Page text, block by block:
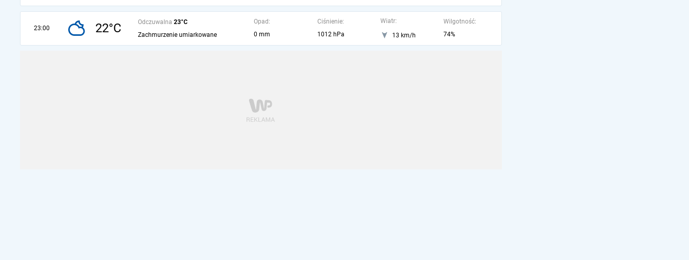
23:00 22°C Odczuwalna 23°C
Zachmurzenie umiarkowane
Opad:
0 mm
Ciśnienie:
1012 hPa
Wiatr:
13 km/h
Wilgotność:
74%